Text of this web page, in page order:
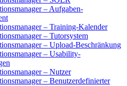
– Aufgaben-
– Training-Kalender
– Tutorsystem
– Upload-Beschränkung
– Usability-
– Nutzer
– Benutzerdefinierter